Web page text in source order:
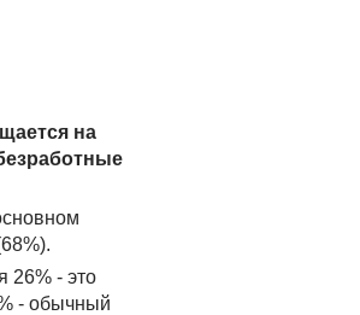
на
26% - это
- обычный